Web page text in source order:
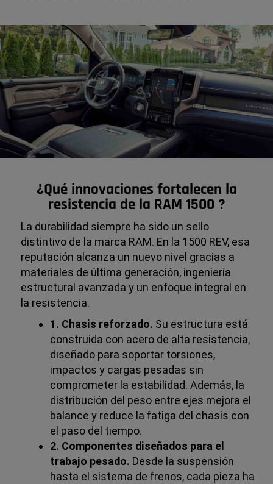
¿Qué innovaciones fortalecen la
resistencia de la RAM 1500 ?
La durabilidad siempre ha sido un sello
distintivo de la marca RAM. En la 1500 REV, esa
reputación alcanza un nuevo nivel gracias a
materiales de última generación, ingeniería
estructural avanzada y un enfoque integral en
la resistencia.
1. Chasis reforzado. Su estructura está
construida con acero de alta resistencia,
diseñado para soportar torsiones,
impactos y cargas pesadas sin
comprometer la estabilidad. Además, la
distribución del peso entre ejes mejora el
balance y reduce la fatiga del chasis con
el paso del tiempo.
2. Componentes diseñados para el
trabajo pesado. Desde la suspensión
hasta el sistema de frenos, cada pieza ha